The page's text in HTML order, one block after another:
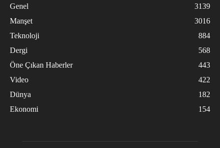
Genel
3139
Manşet
3016
Teknoloji
884
Dergi
568
Öne Çıkan Haberler
443
Video
422
Dünya
182
Ekonomi
154